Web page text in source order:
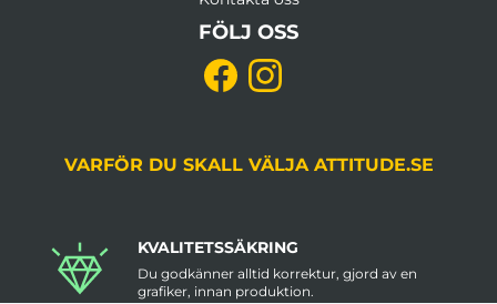
FÖLJ OSS
VARFÖR DU SKALL VÄLJA ATTITUDE.SE
KVALITETSSÄKRING
Du godkänner alltid korrektur, gjord av en
grafiker, innan produktion.